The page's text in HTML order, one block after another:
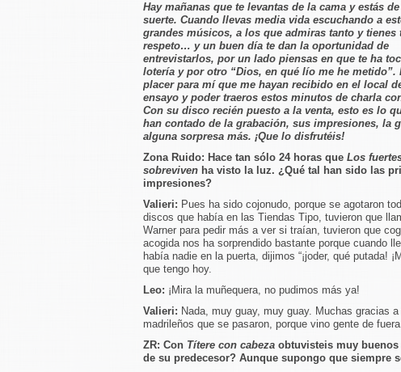
Hay mañanas que te levantas de la cama y estás de
suerte. Cuando llevas media vida escuchando a
grandes músicos, a los que admiras tanto y tienes
respeto… y un buen día te dan la oportunidad de
entrevistarlos, por un lado piensas en que te ha
lotería y por otro “Dios, en qué lío me he metido”.
placer para mí que me hayan recibido en el local
ensayo y poder traeros estos minutos de charla
Con su disco recién puesto a la venta, esto es lo
han contado de la grabación, sus impresiones, la
alguna sorpresa más. ¡Que lo disfrutéis!
Zona Ruido: Hace tan sólo 24 horas que Los
sobreviven ha visto la luz. ¿Qué tal han sido las
impresiones?
Valieri: Pues ha sido cojonudo, porque se agotaron
discos que había en las Tiendas Tipo, tuvieron que
Warner para pedir más a ver si traían, tuvieron que
acogida nos ha sorprendido bastante porque cuando
había nadie en la puerta, dijimos “¡joder, qué putada!
que tengo hoy.
Leo: ¡Mira la muñequera, no pudimos más ya!
Valieri: Nada, muy guay, muy guay. Muchas gracias
madrileños que se pasaron, porque vino gente de
ZR: Con Títere con cabeza obtuvisteis muy
de su predecesor? Aunque supongo que siempre